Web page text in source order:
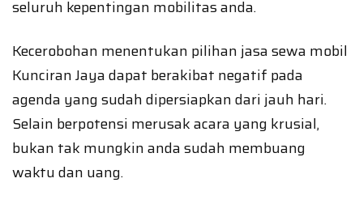
seluruh kepentingan mobilitas anda.
Kecerobohan menentukan pilihan jasa sewa mobil
Kunciran Jaya dapat berakibat negatif pada
agenda yang sudah dipersiapkan dari jauh hari.
Selain berpotensi merusak acara yang krusial,
bukan tak mungkin anda sudah membuang
waktu dan uang.